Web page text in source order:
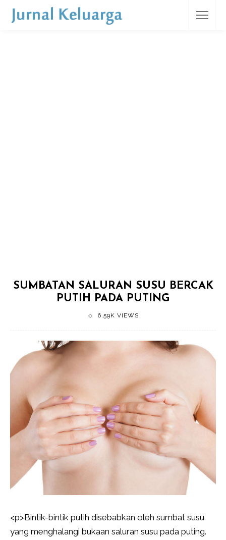
SUMBATAN SALURAN SUSU BERCAK
PUTIH PADA PUTING
6.59K VIEWS
<p>Bintik-bintik putih disebabkan oleh sumbat susu
yang menghalangi bukaan saluran susu pada puting.